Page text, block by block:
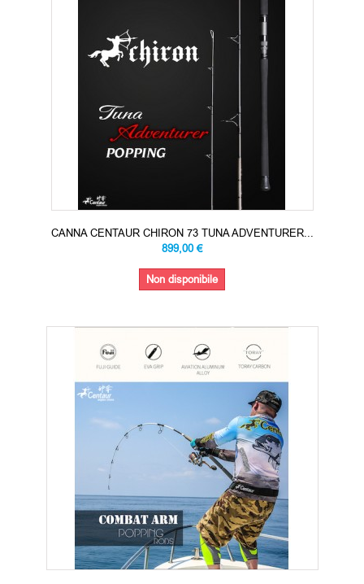
CANNA CENTAUR CHIRON 73 TUNA ADVENTURER...
899,00 €
Non disponibile